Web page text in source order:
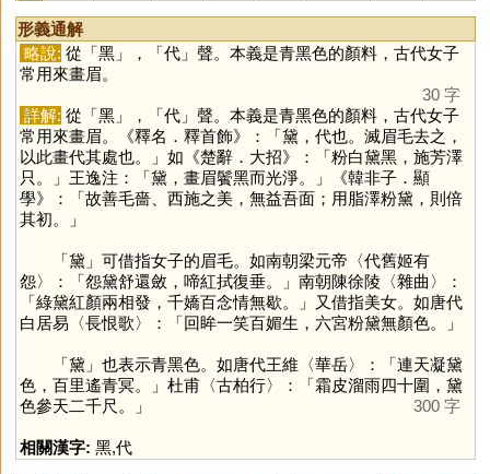
形義通解
略說: 從「 黑」，「 代」聲。本義是青黑色的顏料，古代女子
常用來畫眉。
30 字
詳解: 從「 黑」，「 代」聲。本義是青黑色的顏料，古代女子
常用來畫眉。《釋名．釋首飾》：「黛，代也。滅眉毛去之，
以此畫代其處也。」如《楚辭．大招》：「粉白黛黑，施芳澤
只。」王逸注：「黛，畫眉鬢黑而光淨。」《韓非子．顯
學》：「故善毛嗇、西施之美，無益吾面；用脂澤粉黛，則倍
其初。」
「 黛」可借指女子的眉毛。如南朝梁元帝〈代舊姬有
怨〉：「怨黛舒還斂，啼紅拭復垂。」南朝陳徐陵〈雜曲〉：
「綠黛紅顏兩相發，千嬌百念情無歇。」又借指美女。如唐代
白居易〈長恨歌〉：「回眸一笑百媚生，六宮粉黛無顏色。」
「 黛」也表示青黑色。如唐代王維〈華岳〉：「連天凝黛
色，百里遙青冥。」杜甫〈古柏行〉：「霜皮溜雨四十圍，黛
色參天二千尺。」
300 字
相關漢字: 黑,代